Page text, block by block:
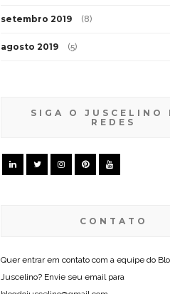
setembro 2019 (8)
agosto 2019 (5)
SIGA O JUSCELINO
REDES
CONTATO
Quer entrar em contato com a equipe do
Juscelino? Envie seu email para